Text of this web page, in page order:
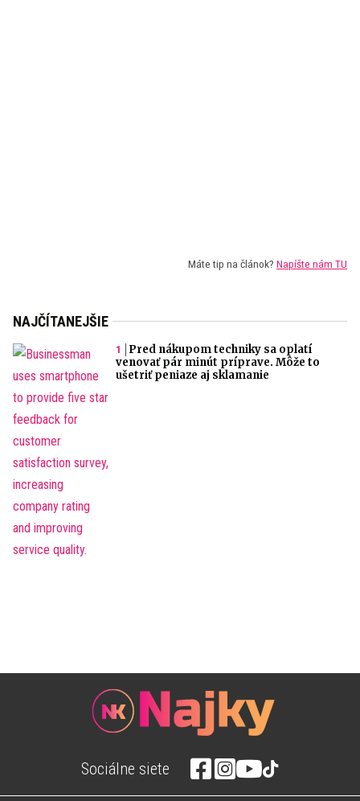
Máte tip na článok? Napíšte nám TU
NAJČÍTANEJŠIE
Pred nákupom techniky sa oplatí
venovať pár minút príprave. Môže to
ušetriť peniaze aj sklamanie
Sociálne siete